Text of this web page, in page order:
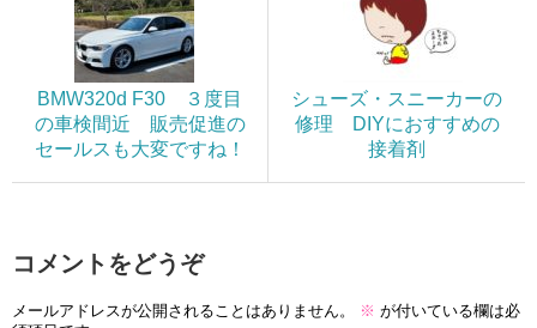
BMW320d F30 ３度目
の車検間近 販売促進の
セールスも大変ですね！
シューズ・スニーカーの
修理 DIYにおすすめの
接着剤
コメントをどうぞ
メールアドレスが公開されることはありません。 ※ が付いている欄は必